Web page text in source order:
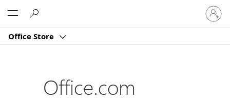
Office Store
登
入
您
Office.com